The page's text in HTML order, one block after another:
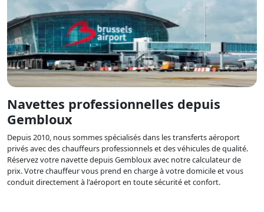
Navettes professionnelles depuis
Gembloux
Depuis 2010, nous sommes spécialisés dans les transferts aéroport
privés avec des chauffeurs professionnels et des véhicules de qualité.
Réservez votre navette depuis Gembloux avec notre calculateur de
prix. Votre chauffeur vous prend en charge à votre domicile et vous
conduit directement à l'aéroport en toute sécurité et confort.